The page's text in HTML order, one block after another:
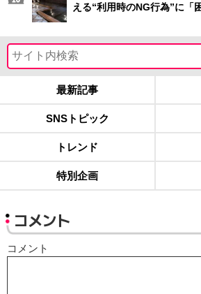
える“利用時のNG行為”に「
最新記事
SNSトピック
トレンド
特別企画
コメント
コメント